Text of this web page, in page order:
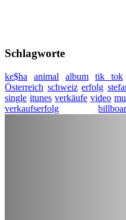
Schlagworte
ke$ha animal album tik tok
Österreich schweiz erfolg
single itunes verkäufe video
verkaufserfolg